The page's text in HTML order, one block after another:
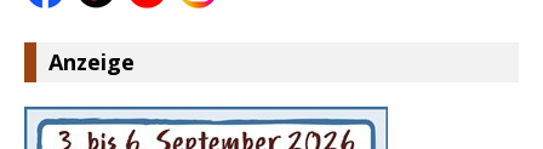
Anzeige